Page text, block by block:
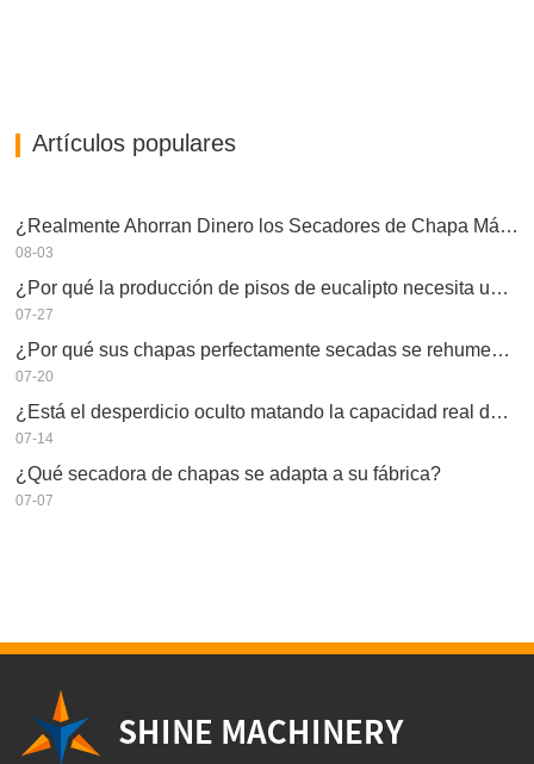
Artículos populares
¿Realmente Ahorran Dinero los Secadores de Chapa Más Grandes?
08-03
¿Por qué la producción de pisos de eucalipto necesita un secador de chapas?
07-27
¿Por qué sus chapas perfectamente secadas se rehumedecen?
07-20
¿Está el desperdicio oculto matando la capacidad real de su secador de chapas?
07-14
¿Qué secadora de chapas se adapta a su fábrica?
07-07